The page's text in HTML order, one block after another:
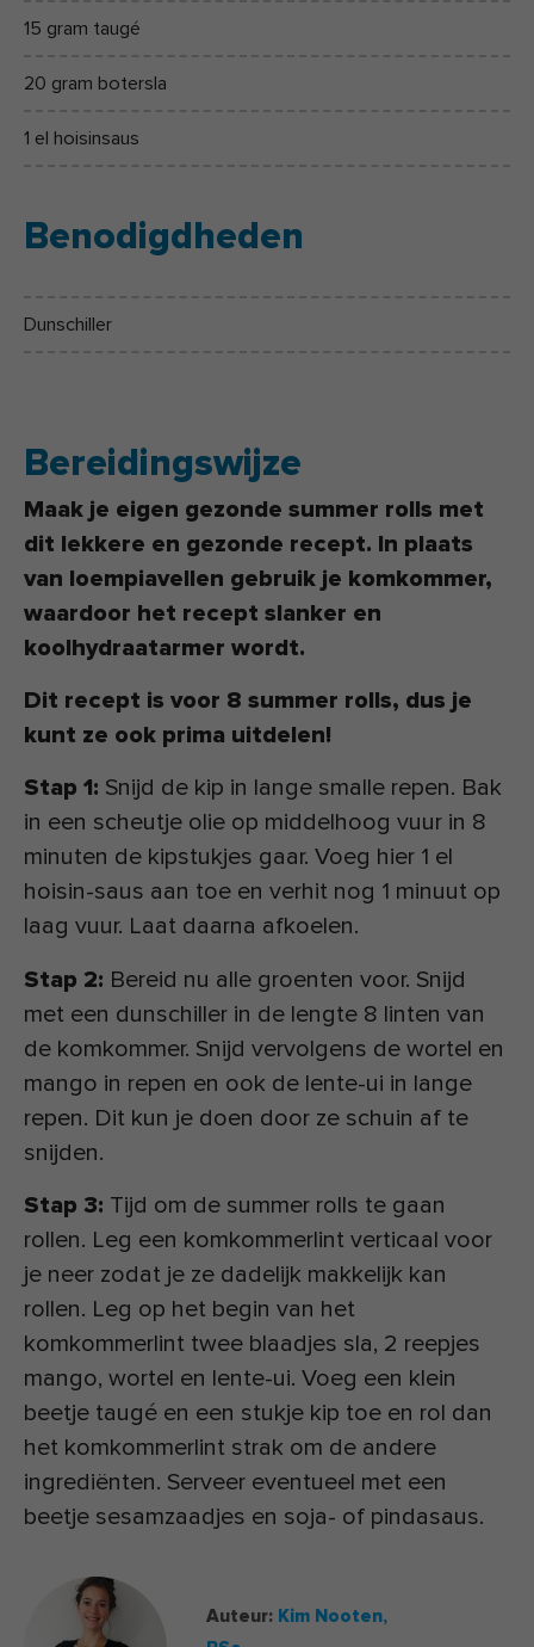
15 gram taugé
20 gram botersla
1 el hoisinsaus
Benodigdheden
Dunschiller
Bereidingswijze
Maak je eigen gezonde summer rolls met
dit lekkere en gezonde recept. In plaats
van loempiavellen gebruik je komkommer,
waardoor het recept slanker en
koolhydraatarmer wordt.
Dit recept is voor 8 summer rolls, dus je
kunt ze ook prima uitdelen!
Stap 1: Snijd de kip in lange smalle repen. Bak
in een scheutje olie op middelhoog vuur in 8
minuten de kipstukjes gaar. Voeg hier 1 el
hoisin-saus aan toe en verhit nog 1 minuut op
laag vuur. Laat daarna afkoelen.
Stap 2: Bereid nu alle groenten voor. Snijd
met een dunschiller in de lengte 8 linten van
de komkommer. Snijd vervolgens de wortel en
mango in repen en ook de lente-ui in lange
repen. Dit kun je doen door ze schuin af te
snijden.
Stap 3: Tijd om de summer rolls te gaan
rollen. Leg een komkommerlint verticaal voor
je neer zodat je ze dadelijk makkelijk kan
rollen. Leg op het begin van het
komkommerlint twee blaadjes sla, 2 reepjes
mango, wortel en lente-ui. Voeg een klein
beetje taugé en een stukje kip toe en rol dan
het komkommerlint strak om de andere
ingrediënten. Serveer eventueel met een
beetje sesamzaadjes en soja- of pindasaus.
Auteur: Kim Nooten,